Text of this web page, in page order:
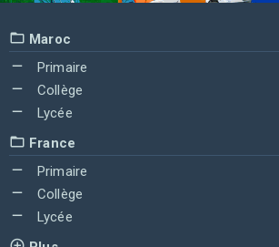
Maroc
Primaire
Collège
Lycée
France
Primaire
Collège
Lycée